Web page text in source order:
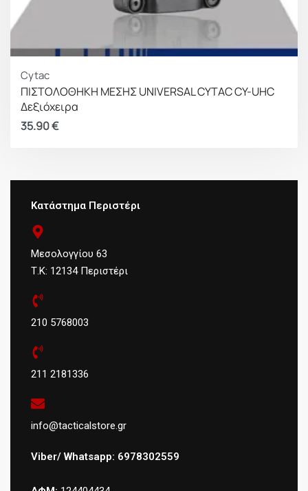
Cytac
ΠΙΣΤΟΛΟΘΗΚΗ ΜΕΣΗΣ UNIVERSAL CYTAC CY-UHC
Δεξιόχειρα
35.90€
Κατάστημα Περιστέρι
Μεσολογγίου 63
Τ.Κ: 12134 Περιστέρι
210 5768003
211 2181336
info@tacticalstore.gr
Viber/ Whatsapp: 6978302559